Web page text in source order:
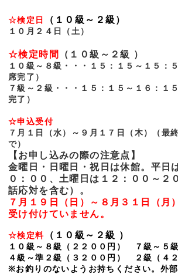
☆検定日 （１０級～２級）
１０月２４日（土）
☆検定時間 （１０級～２級 ）
１０級～８級・・・１５：１５～１５：
席完了）
７級～２級・・・１５：１５～１６：１
完了）
☆申込受付
７月１日（水）～９月１７日（木）（最
で）
【お申し込みの際の注意点】
金曜日・日曜日・祝日は休館。平日
０：００、土曜日は１２：００～２
話応対を含む）。
７月１９日（日）～８月３１日（月
受け付けていません。
☆検定料 （１０級 ～２級 ）
１０級～８級（２２００円） ７級～５
４級～準２級（３２００円） ２級（４２
※お釣りのないようお持ちください。外